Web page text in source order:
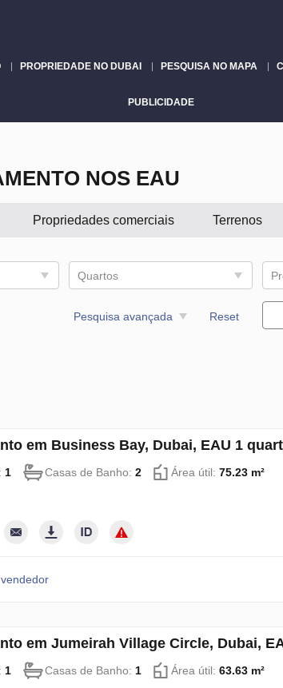
PROPRIEDADE NO DUBAI PESQUISA NO MAPA
PUBLICIDADE
NOS EAU
Propriedades comerciais Terrenos
Quartos
Pesquisa avançada Reset
em Business Bay, Dubai, EAU 1
1 Casas de Banho: 2 Área útil: 75.23 m²
em Jumeirah Village Circle, Dubai,
1 Casas de Banho: 1 Área útil: 63.63 m²